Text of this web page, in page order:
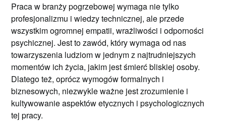
Praca w branży pogrzebowej wymaga nie tylko
profesjonalizmu i wiedzy technicznej, ale przede
wszystkim ogromnej empatii, wrażliwości i odporności
psychicznej. Jest to zawód, który wymaga od nas
towarzyszenia ludziom w jednym z najtrudniejszych
momentów ich życia, jakim jest śmierć bliskiej osoby.
Dlatego też, oprócz wymogów formalnych i
biznesowych, niezwykle ważne jest zrozumienie i
kultywowanie aspektów etycznych i psychologicznych
tej pracy.